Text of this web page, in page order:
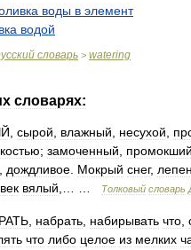
воды в элемент
водой
словарь > watering
словарях:
сырой влажный несухой
; замоченный промокший
дождливое Мокрый снег,
вялый Толковый словарь
набрать набирывать что
что либо целое из мелких